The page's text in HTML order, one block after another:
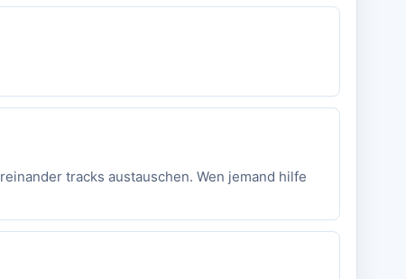
tracks austauschen. Wen jemand hilfe